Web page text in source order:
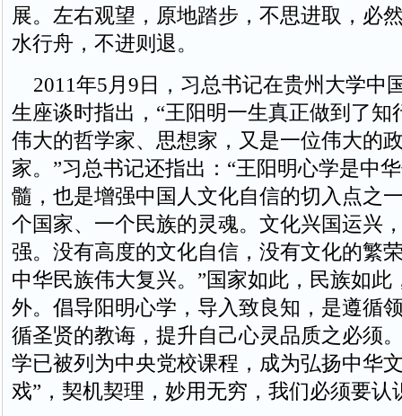
展。左右观望，原地踏步，不思进取，必
水行舟，不进则退。
2011年5月9日，习总书记在贵州大学中
生座谈时指出，“王阳明一生真正做到了知
伟大的哲学家、思想家，又是一位伟大的
家。”习总书记还指出：“王阳明心学是中
髓，也是增强中国人文化自信的切入点之
个国家、一个民族的灵魂。文化兴国运兴
强。没有高度的文化自信，没有文化的繁
中华民族伟大复兴。”国家如此，民族如此
外。倡导阳明心学，导入致良知，是遵循
循圣贤的教诲，提升自己心灵品质之必须
学已被列为中央党校课程，成为弘扬中华
戏”，契机契理，妙用无穷，我们必须要认